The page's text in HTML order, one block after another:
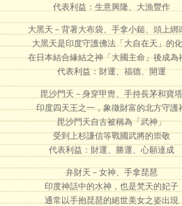
代表利益：生意興隆、大漁豐作
大黑天－背著大布袋、手拿小鎚、頭上綁
大黑天是印度守護佛法「大自在天」的
在日本結合緣結之神「大國主命」後成為
代表利益：財運、福德、開運
毘沙門天－身穿甲冑、手持長茅和寶塔
印度四天王之一，象徵財富的北方守護
毘沙門天自古被稱為「武神」
受到上杉謙信等戰國武將的崇敬
代表利益：財運、勝運、心願達成
弁財天－女神、手拿琵琶
印度神話中的水神，也是梵天的妃子
通常以手抱琵琶的絕世美女之姿出現